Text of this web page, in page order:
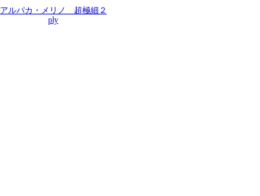
アルパカ・メリノ 超極細２
ply